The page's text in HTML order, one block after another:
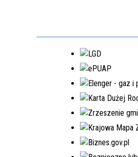
5.980.000,00 ZŁ
W TRAKCIE